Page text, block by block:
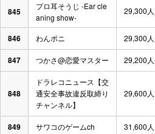
845
プロ耳そうじ -Ear cle
aning show-
29,300人
846 わんポニ 29,300人
847 つかさ@恋愛マスター 29,200人
848
ドラレコニュース【交
通安全事故違反取締り
チャンネル】
29,600人
849 サワコのゲームch 31,600人